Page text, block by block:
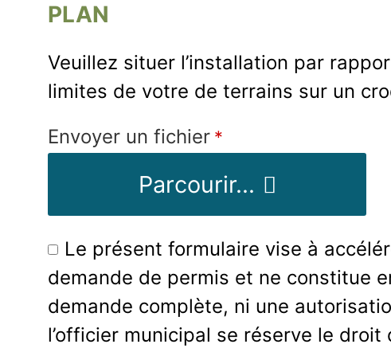
PLAN
Veuillez situer l’installation par
limites de votre de terrains sur un
Envoyer un fichier *
Parcourir...
Le présent formulaire vise à
demande de permis et ne constitue
demande complète, ni une
l’officier municipal se réserve le droit